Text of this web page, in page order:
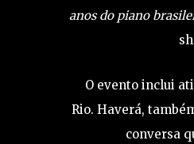
anos do piano
O evento inclui
Rio. Haverá,
conversa